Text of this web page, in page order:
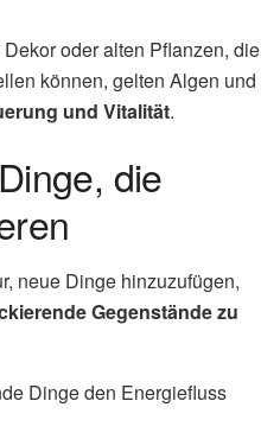
oder alten Pflanzen, die
können, gelten Algen und
und Vitalität.
die
neue Dinge hinzuzufügen,
Gegenstände zu
Dinge den Energiefluss